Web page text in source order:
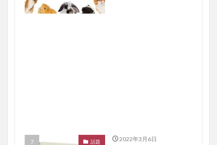
話題 2022年3月6日